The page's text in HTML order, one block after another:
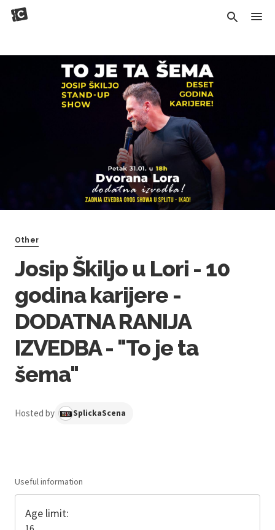
Other
Josip Škiljo u Lori - 10
godina karijere -
DODATNA RANIJA
IZVEDBA - "To je ta
šema"
Hosted by SplickaScena
Useful information
Age limit: